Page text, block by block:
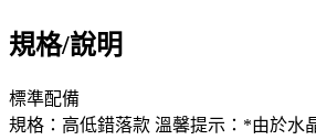
規格/說明
標準配備
規格：高低錯落款 溫馨提示：*由於水